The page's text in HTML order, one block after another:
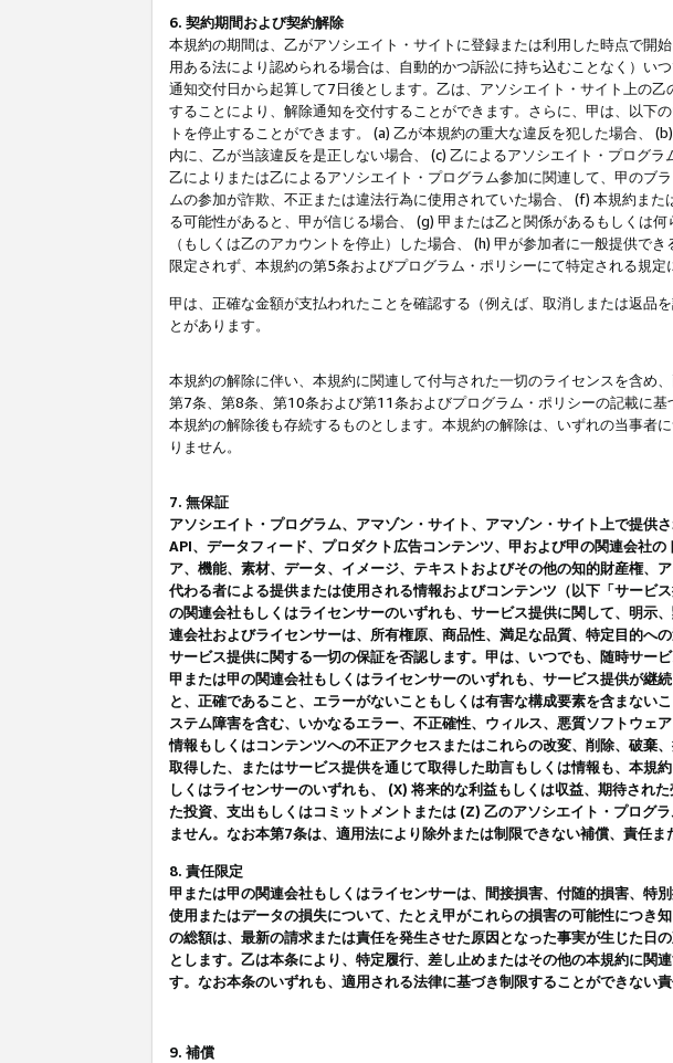
6. 契約期間および契約解除
本規約の期間は、乙がアソシエイト・サイトに登録または利用した時点で開
用ある法により認められる場合は、自動的かつ訴訟に持ち込むことなく）い
通知交付日から起算して7日後とします。乙は、アソシエイト・サイト上の
することにより、解除通知を交付することができます。さらに、甲は、以下
トを停止することができます。 (a) 乙が本規約の重大な違反を犯した場合、
内に、乙が当該違反を是正しない場合、 (c) 乙によるアソシエイト・プログ
乙によりまたは乙によるアソシエイト・プログラム参加に関連して、甲のブ
ムの参加が詐欺、不正または違法行為に使用されていた場合、 (f) 本規約ま
る可能性があると、甲が信じる場合、 (g) 甲または乙と関係があるもしくは
（もしくは乙のアカウントを停止）した場合、 (h) 甲が参加者に一般提供で
限定されず、本規約の第5条およびプログラム・ポリシーにて特定される規定
甲は、正確な金額が支払われたことを確認する（例えば、取消しまたは返品
とがあります。
本規約の解除に伴い、本規約に関連して付与された一切のライセンスを含め
第7条、第8条、第10条および第11条およびプログラム・ポリシーの記載に
本規約の解除後も存続するものとします。本規約の解除は、いずれの当事者
りません。
7. 無保証
アソシエイト・プログラム、アマゾン・サイト、アマゾン・サイト上で提
API、データフィード、プロダクト広告コンテンツ、甲および甲の関連会社
ア、機能、素材、データ、イメージ、テキストおよびその他の知的財産権、
代わる者による提供または使用される情報およびコンテンツ（以下「サービ
の関連会社もしくはライセンサーのいずれも、サービス提供に関して、明示
連会社およびライセンサーは、所有権原、商品性、満足な品質、特定目的へ
サービス提供に関する一切の保証を否認します。甲は、いつでも、随時サー
甲または甲の関連会社もしくはライセンサーのいずれも、サービス提供が継
と、正確であること、エラーがないこともしくは有害な構成要素を含まな
ステム障害を含む、いかなるエラー、不正確性、ウィルス、悪質ソフトウェ
情報もしくはコンテンツへの不正アクセスまたはこれらの改変、削除、破棄
取得した、またはサービス提供を通じて取得した助言もしくは情報も、本規
しくはライセンサーのいずれも、 (X) 将来的な利益もしくは収益、期待され
た投資、支出もしくはコミットメントまたは (Z) 乙のアソシエイト・プログ
ません。なお本第7条は、適用法により除外または制限できない補償、責任ま
8. 責任限定
甲または甲の関連会社もしくはライセンサーは、間接損害、付随的損害、特
使用またはデータの損失について、たとえ甲がこれらの損害の可能性につき
の総額は、最新の請求または責任を発生させた原因となった事実が生じた日
とします。乙は本条により、特定履行、差し止めまたはその他の本規約に関
す。なお本条のいずれも、適用される法律に基づき制限することができない
9. 補償